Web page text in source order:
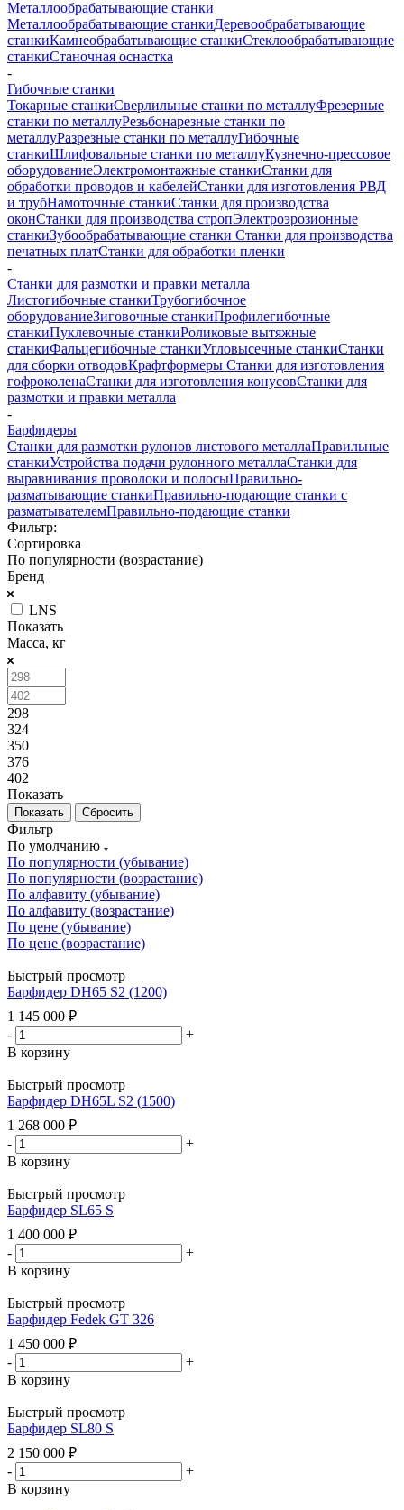
Металлообрабатывающие станки
Металлообрабатывающие станкиДеревообрабатывающие
станкиКамнеобрабатывающие станкиСтеклообрабатывающие
станкиСтаночная оснастка
-
Гибочные станки
Токарные станкиСверлильные станки по металлуФрезерные
станки по металлуРезьбонарезные станки по
металлуРазрезные станки по металлуГибочные
станкиШлифовальные станки по металлуКузнечно-прессовое
оборудованиеЭлектромонтажные станкиСтанки для
обработки проводов и кабелейСтанки для изготовления РВД
и трубНамоточные станкиСтанки для производства
оконСтанки для производства стропЭлектроэрозионные
станкиЗубообрабатывающие станки Станки для производства
печатных платСтанки для обработки пленки
-
Станки для размотки и правки металла
Листогибочные станкиТрубогибочное
оборудованиеЗиговочные станкиПрофилегибочные
станкиПуклевочные станкиРоликовые вытяжные
станкиФальцегибочные станкиУгловысечные станкиСтанки
для сборки отводовКрафтформеры Станки для изготовления
гофроколенаСтанки для изготовления конусовСтанки для
размотки и правки металла
-
Барфидеры
Станки для размотки рулонов листового металлаПравильные
станкиУстройства подачи рулонного металлаСтанки для
выравнивания проволоки и полосыПравильно-
разматывающие станкиПравильно-подающие станки с
разматывателемПравильно-подающие станки
Фильтр:
Сортировка
По популярности (возрастание)
Бренд
LNS
Показать
Масса, кг
298
324
350
376
402
Показать
Сбросить
Фильтр
По умолчанию
По популярности (убывание)
По популярности (возрастание)
По алфавиту (убывание)
По алфавиту (возрастание)
По цене (убывание)
По цене (возрастание)
Быстрый просмотр
Барфидер DH65 S2 (1200)
1 145 000 ₽
-
+
В корзину
Быстрый просмотр
Барфидер DH65L S2 (1500)
1 268 000 ₽
-
+
В корзину
Быстрый просмотр
Барфидер SL65 S
1 400 000 ₽
-
+
В корзину
Быстрый просмотр
Барфидер Fedek GT 326
1 450 000 ₽
-
+
В корзину
Быстрый просмотр
Барфидер SL80 S
2 150 000 ₽
-
+
В корзину